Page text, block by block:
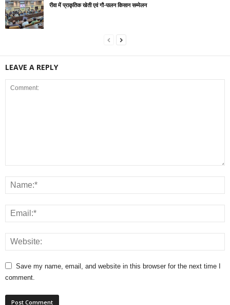
रीवा में प्राकृतिक खेती एवं गौ-पालन किसान सम्मेलन
LEAVE A REPLY
Save my name, email, and website in this browser for the next time I
comment.